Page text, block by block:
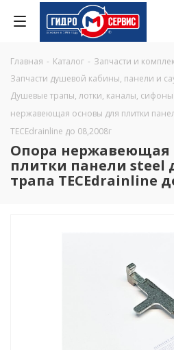
Главная - Каталог - Запчасти и
Запчасти душевой кабины, панели и
Душевые трапы, лотки, каналы,
нержавеющая основы для плитки
TECEdrainline до 08,2008г
Опора нержавеющая
плитки панели steel
трапа TECEdrainline